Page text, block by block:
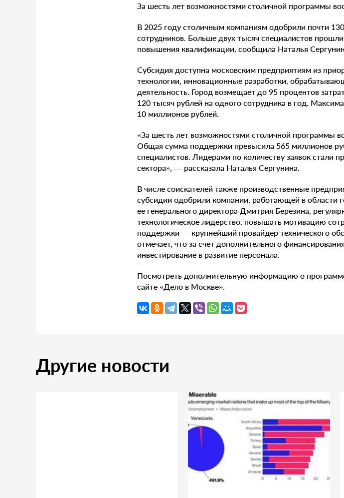
За шесть лет возможностями столичной программы
В 2025 году столичным компаниям одобрили почти
сотрудников. Больше двух тысяч специалистов
повышения квалификации, сообщила Наталья
Субсидия доступна московским предприятиям из
технологии, инновационные разработки,
деятельность. Город возмещает до 95 процентов
120 тысяч рублей на одного сотрудника в год.
10 миллионов рублей.
«За шесть лет возможностями столичной программы
Общая сумма поддержки превысила 565 миллионов
специалистов. Лидерами по количеству заявок стали
сектора», — рассказала Наталья Сергунина.
В числе соискателей также производственные
субсидии одобрили компании, работающей в области
ее генерального директора Дмитрия Березина,
технологическое лидерство, повышать мотивацию
поддержки — крупнейший провайдер технического
отмечает, что за счет дополнительного
инвестирование в развитие персонала.
Посмотреть дополнительную информацию о
сайте «Дело в Москве».
Другие новости